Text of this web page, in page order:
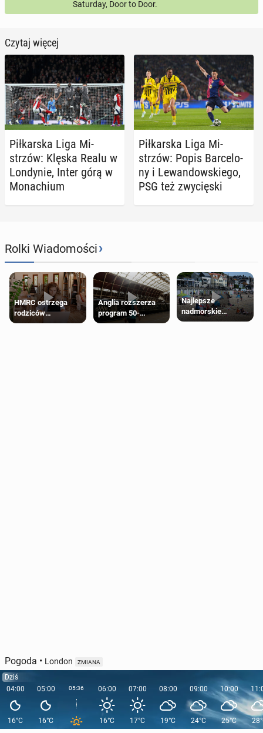
Saturday, Door to Door.
Czytaj więcej
Pił­kar­ska Liga Mi­
strzów: Klęska Realu w
Lon­dy­nie, Inter górą w
Mo­na­chium
Pił­kar­ska Liga Mi­
strzów: Popis Bar­ce­lo­
ny i Le­wan­dow­skie­go,
PSG też zwy­cię­ski
Rolki Wiadomości›
HMRC ostrzega
rodziców
pobierających Child
Anglia rozszerza
program 50-
procentowych
Najlepsze
nadmorskie
miasteczko blisko
Pogoda • London ZMIANA
Dziś
04:00
16°C
05:00
16°C
05:36 06:00
16°C
07:00
17°C
08:00
19°C
09:00
24°C
10:00
25°C